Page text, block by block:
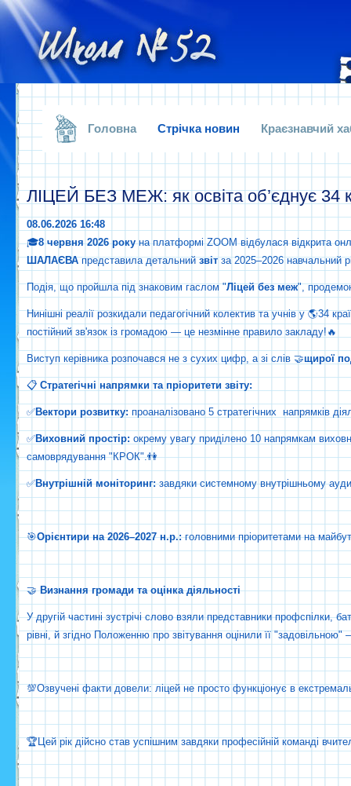
.
Головна Стрічка новин Краєзнавчий
ЛІЦЕЙ БЕЗ МЕЖ: як освіта об’єднує 34
08.06.2026 16:48
🎓8 червня 2026 рокуна платформі ZOOM відбулася відкрита
ШАЛАЄВАпредставила детальнийзвітза 2025–2026 навчальний
Подія, що пройшла під знаковим гаслом "Ліцей без меж",
Нинішні реалії розкидали педагогічний колектив та учнів у 🌎34
постійний зв'язок із громадою — це незмінне правило закладу!🔥
Виступ керівника розпочався не з сухих цифр, а зі слів 🤝щирої
📋 Стратегічні напрямки та пріоритети звіту:
✅Вектори розвитку: проаналізовано 5 стратегічних напрямків
✅Виховний простір: окрему увагу приділено 10 напрямкам
самоврядування "КРОК".👫
✅Внутрішній моніторинг:завдяки системному внутрішньому
🎯Орієнтири на 2026–2027 н.р.:головними пріоритетами на
🤝Визнання громади та оцінка діяльності
У другій частині зустрічі слово взяли представники профспілки,
рівні, й згідно Положенню про звітування оцінили її
💯Озвучені факти довели: ліцей не просто функціонує в
🏆Цей рік дійсно став успішним завдяки професійній команді